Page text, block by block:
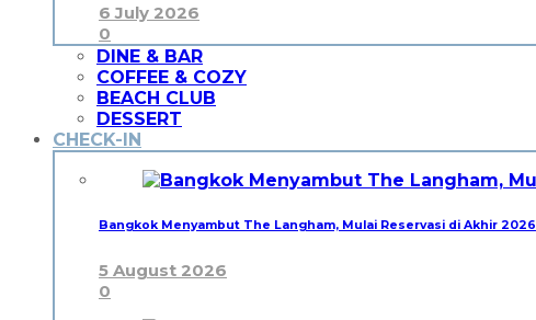
6 July 2026
0
DINE & BAR
COFFEE & COZY
BEACH CLUB
DESSERT
CHECK-IN
Bangkok Menyambut The Langham, Mulai Reservasi di Akhir 2026
5 August 2026
0